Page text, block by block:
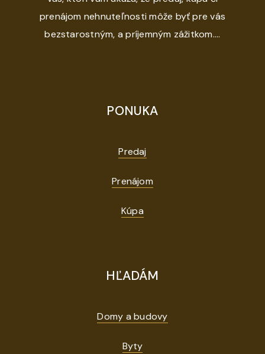
prenájom nehnuteľnosti môže byť pre vás
bezstarostným, a príjemným zážitkom....
PONUKA
Predaj
Prenájom
Kúpa
HĽADÁM
Domy a budovy
Byty